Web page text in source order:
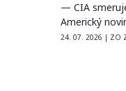
— CIA
Americký
24. 07. 2026 | ZO